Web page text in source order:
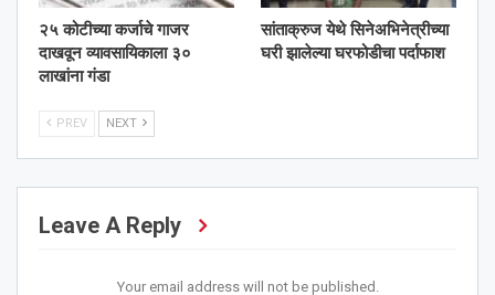
२५ कोटीच्या कर्जाचे गाजर
दाखवून व्यावसायिकाला ३०
लाखांना गंडा
सांताक्रुज येथे सिनेअभिनेत्रीच्या
घरी झालेल्या घरफोडीचा पर्दाफाश
PREV NEXT
Leave A Reply
Your email address will not be published.